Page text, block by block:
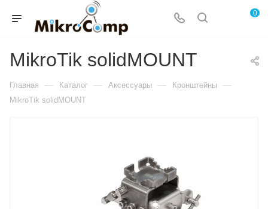
0
MikroTik solidMOUNT
Главная — Каталог — Аксессуары — Кронштейны —
MikroTik solidMOUNT